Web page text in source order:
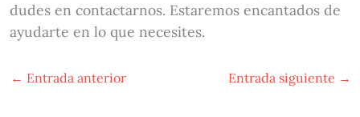
dudes en contactarnos. Estaremos encantados de
ayudarte en lo que necesites.
← Entrada anterior Entrada siguiente →